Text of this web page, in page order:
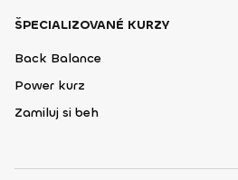
ŠPECIALIZOVANÉ KURZY
Back Balance
Power kurz
Zamiluj si beh